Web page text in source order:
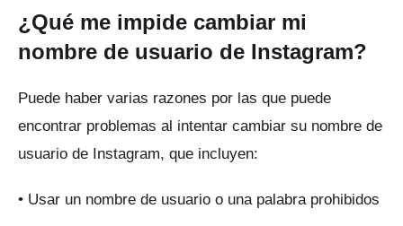
¿Qué me impide cambiar mi
nombre de usuario de Instagram?
Puede haber varias razones por las que puede
encontrar problemas al intentar cambiar su nombre de
usuario de Instagram, que incluyen:
• Usar un nombre de usuario o una palabra prohibidos